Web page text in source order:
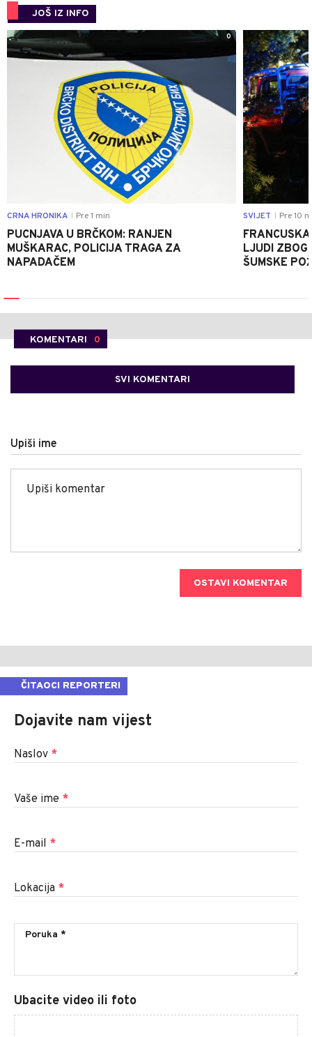
JOŠ IZ INFO
0
CRNA HRONIKA Pre 1 min
PUCNJAVA U BRČKOM: RANJEN
MUŠKARAC, POLICIJA TRAGA ZA
NAPADAČEM
SVIJET Pre 10
LJUDI ZBOG
ŠUMSKE
KOMENTARI 0
SVI KOMENTARI
Upiši ime
OSTAVI KOMENTAR
ČITAOCI REPORTERI
Dojavite nam vijest
Naslov *
Vaše ime *
E-mail *
Lokacija *
Ubacite video ili foto